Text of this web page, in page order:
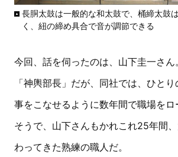
長胴太鼓は一般的な和太鼓で、桶締太鼓
く、紐の締め具合で音が調節できる
今回、話を伺ったのは、山下圭一さ
「神輿部長」だが、同社では、ひと
事をこなせるように数年間で職場をロ
そうで、山下さんもかれこれ25年間
わってきた熟練の職人だ。